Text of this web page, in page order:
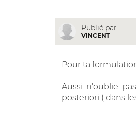
Publié par
VINCENT
Pour ta
Aussi n'oublie
posteriori ( dans